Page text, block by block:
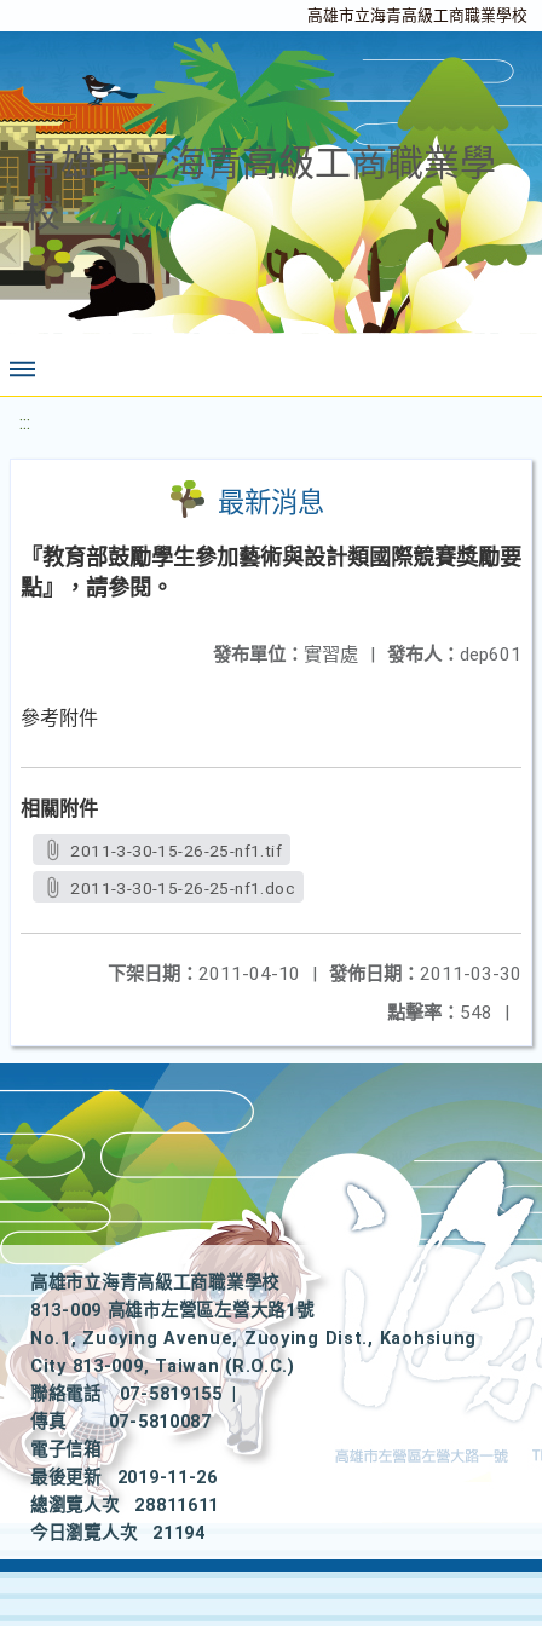
高雄市立海青高級工商職業學校
高雄市立海青高級工商職業學
校
:::
最新消息
『教育部鼓勵學生參加藝術與設計類國際競賽獎勵要
點』，請參閱。
發布人： dep601
發布單位： 實習處 |
參考附件
相關附件
2011-3-30-15-26-25-nf1.tif
2011-3-30-15-26-25-nf1.doc
發佈日期： 2011-03-30
下架日期： 2011-04-10
|
點擊率： 548 |
高雄市立海青高級工商職業學校
813-009 高雄市左營區左營大路1號
No.1, Zuoying Avenue, Zuoying Dist., Kaohsiung
City 813-009, Taiwan (R.O.C.)
聯絡電話
07-5819155
|
傳真
07-5810087
電子信箱
最後更新
2019-11-26
總瀏覽人次
28811611
今日瀏覽人次
21194